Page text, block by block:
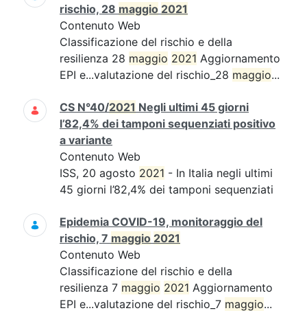
rischio, 28 maggio 2021
Contenuto Web
Classificazione del rischio e della
resilienza 28 maggio 2021 Aggiornamento
EPI e...valutazione del rischio_28 maggio...
CS N°40/2021 Negli ultimi 45 giorni
l’82,4% dei tamponi sequenziati positivo
a variante
Contenuto Web
ISS, 20 agosto 2021 - In Italia negli ultimi
45 giorni l’82,4% dei tamponi sequenziati
Epidemia COVID-19, monitoraggio del
rischio, 7 maggio 2021
Contenuto Web
Classificazione del rischio e della
resilienza 7 maggio 2021 Aggiornamento
EPI e...valutazione del rischio_7 maggio...